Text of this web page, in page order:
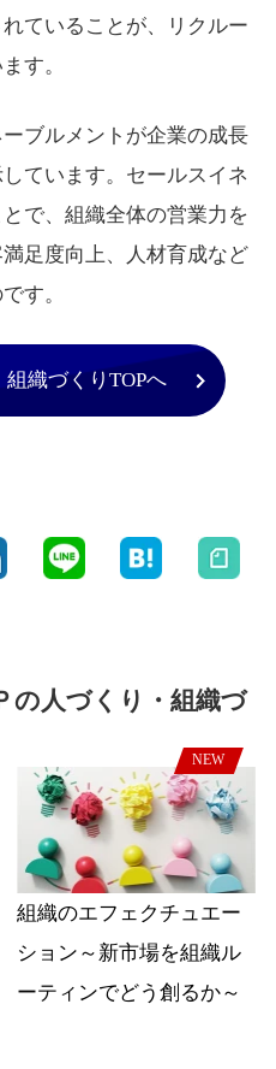
ていることが、リクルー
す。
ブルメントが企業の成長
ています。セールスイネ
で、組織全体の営業力を
足度向上、人材育成など
す。
組織づくりTOPへ
の人づくり・組織づ
NEW
組織のエフェクチュエー
ション～新市場を組織ル
ーティンでどう創るか～